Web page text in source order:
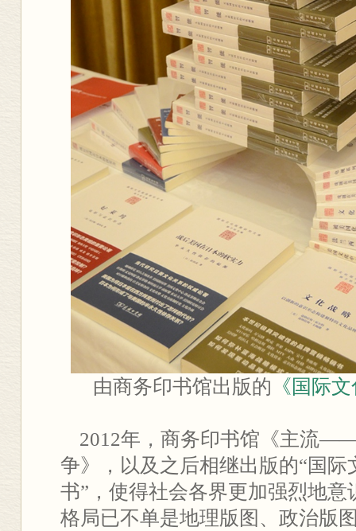
由商务印书馆出版的 《国际
2012年，商务印书馆《主流
争》，以及之后相继出版的“国
书”，使得社会各界更加强烈地
格局已不单是地理版图、政治版